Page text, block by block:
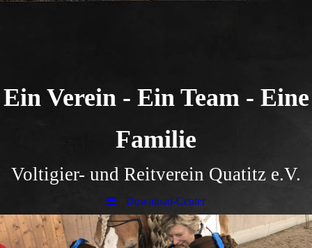
Ein Verein - Ein Team - Eine
Familie
Voltigier- und Reitverein Quatitz e.V.
Download-Center